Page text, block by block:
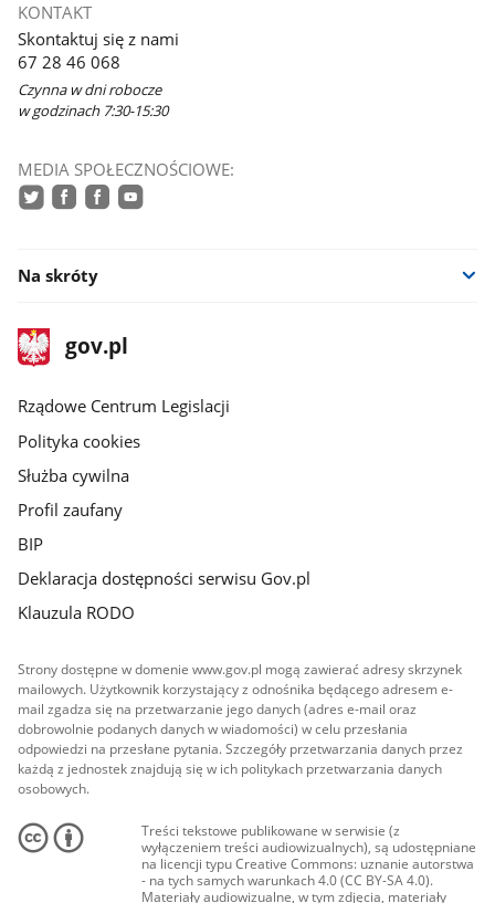
KONTAKT
Skontaktuj się z nami
67 28 46 068
Czynna w dni robocze
w godzinach 7:30-15:30
MEDIA SPOŁECZNOŚCIOWE:
Na skróty
stopka
gov.plStrona
gov.pl
Rządowe Centrum Legislacji
Polityka cookies
Służba cywilna
Profil zaufany
BIP
Deklaracja dostępności serwisu Gov.pl
Klauzula RODO
Strony dostępne w domenie www.gov.pl mogą zawierać adresy skrzynek
mailowych. Użytkownik korzystający z odnośnika będącego adresem e-
mail zgadza się na przetwarzanie jego danych (adres e-mail oraz
dobrowolnie podanych danych w wiadomości) w celu przesłania
odpowiedzi na przesłane pytania. Szczegóły przetwarzania danych przez
każdą z jednostek znajdują się w ich politykach przetwarzania danych
osobowych.
Treści tekstowe publikowane w serwisie (z
wyłączeniem treści audiowizualnych), są udostępniane
na licencji typu Creative Commons: uznanie autorstwa
- na tych samych warunkach 4.0 (CC BY-SA 4.0).
Materiały audiowizualne, w tym zdjęcia, materiały